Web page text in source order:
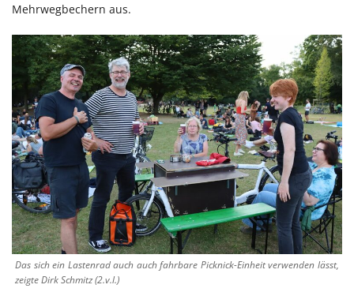
Mehrwegbechern aus.
Das sich ein Lastenrad auch auch fahrbare Picknick-Einheit verwenden lässt,
zeigte Dirk Schmitz (2.v.l.)